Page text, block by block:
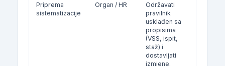
Priprema
sistematizacije
Organ / HR
Održavati
pravilnik
usklađen sa
propisima
(VSS, ispit,
staž) i
dostavljati
izmjene.